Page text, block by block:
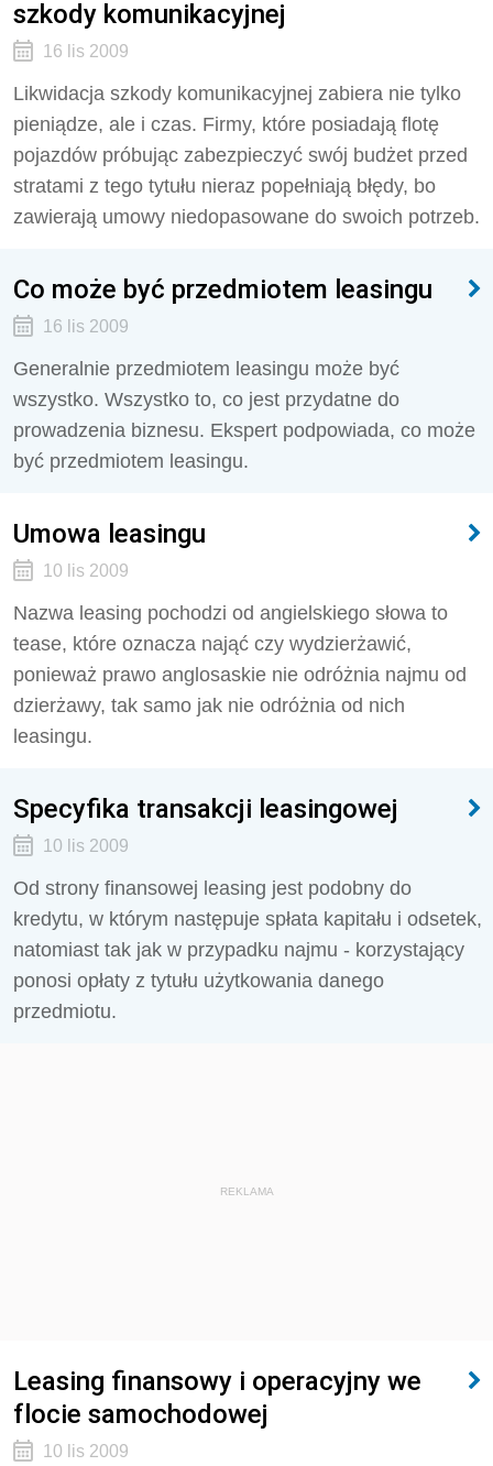
szkody komunikacyjnej
16 lis 2009
Likwidacja szkody komunikacyjnej zabiera nie tylko
pieniądze, ale i czas. Firmy, które posiadają flotę
pojazdów próbując zabezpieczyć swój budżet przed
stratami z tego tytułu nieraz popełniają błędy, bo
zawierają umowy niedopasowane do swoich potrzeb.
Co może być przedmiotem leasingu
16 lis 2009
Generalnie przedmiotem leasingu może być
wszystko. Wszystko to, co jest przydatne do
prowadzenia biznesu. Ekspert podpowiada, co może
być przedmiotem leasingu.
Umowa leasingu
10 lis 2009
Nazwa leasing pochodzi od angielskiego słowa to
tease, które oznacza nająć czy wydzierżawić,
ponieważ prawo anglosaskie nie odróżnia najmu od
dzierżawy, tak samo jak nie odróżnia od nich
leasingu.
Specyfika transakcji leasingowej
10 lis 2009
Od strony finansowej leasing jest podobny do
kredytu, w którym następuje spłata kapitału i odsetek,
natomiast tak jak w przypadku najmu - korzystający
ponosi opłaty z tytułu użytkowania danego
przedmiotu.
REKLAMA
Leasing finansowy i operacyjny we
flocie samochodowej
10 lis 2009